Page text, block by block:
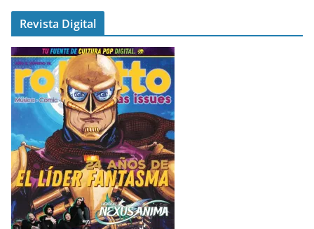
Revista Digital